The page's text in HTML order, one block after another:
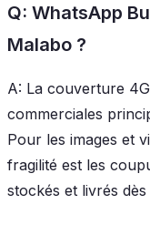
Q: WhatsApp
Malabo ?
A: La couverture
commerciales
Pour les images et
fragilité est les
stockés et livrés